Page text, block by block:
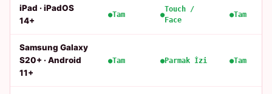
iPad · iPadOS
14+
Tam
Touch /
Face
Tam
Samsung Galaxy
S20+ · Android
11+
Tam Parmak İzi Tam